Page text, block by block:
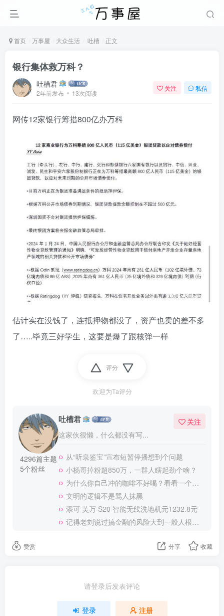
首页 万事屋 大众生活 吐槽 正文
银行集体救万科？
吐槽君
2年前发布 13次阅读
关注 私信
网传12家银行筹措800亿办万科
估计实在没钱了，连抵押物都没了，资产也卖的差不多
了…..毕竟三好学生，这要是爆了跟核弹一样
评分
欢迎为Ta评分
4296篇主题
5个粉丝
吐槽君
这家伙很懒，什么都没有写...
关注
从“听泉鉴宝”宣布短暂停播想到个问题
小杨哥掉粉超850万，一群人瞎起劲个啥？
为什么你自己冲的咖啡不好喝？看看一个自媒体博主的分享
文明的逻辑不是骂人抹黑
添可 芙万 S20 智能无线洗地机元1232.8元
记得老刘说过搞金融的风险大到一般人根本承受不起
赞赏 分享 收藏
请登录后发表评论
登录 注册